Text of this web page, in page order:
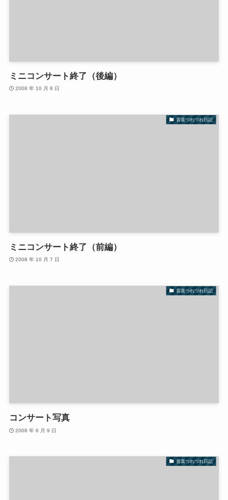
ミニコンサート終了（後編）
2008 年 10 月 8 日
音楽つれづれ日記
ミニコンサート終了（前編）
2008 年 10 月 7 日
音楽つれづれ日記
コンサート写真
2008 年 6 月 9 日
音楽つれづれ日記